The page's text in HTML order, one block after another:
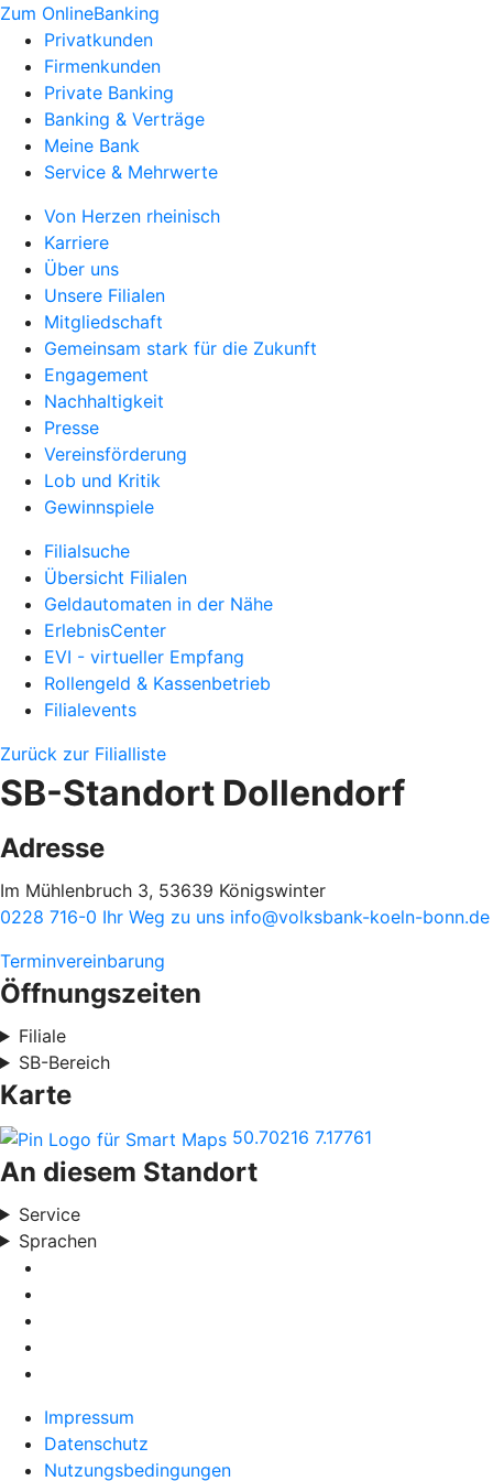
Zum OnlineBanking
Privatkunden
Firmenkunden
Private Banking
Banking & Verträge
Meine Bank
Service & Mehrwerte
Von Herzen rheinisch
Karriere
Über uns
Unsere Filialen
Mitgliedschaft
Gemeinsam stark für die Zukunft
Engagement
Nachhaltigkeit
Presse
Vereinsförderung
Lob und Kritik
Gewinnspiele
Filialsuche
Übersicht Filialen
Geldautomaten in der Nähe
ErlebnisCenter
EVI - virtueller Empfang
Rollengeld & Kassenbetrieb
Filialevents
Zurück zur Filialliste
SB-Standort Dollendorf
Adresse
Im Mühlenbruch 3, 53639 Königswinter
0228 716-0 Ihr Weg zu uns info@volksbank-koeln-bonn.de
Terminvereinbarung
Öffnungszeiten
Filiale
SB-Bereich
Karte
50.70216 7.17761
An diesem Standort
Service
Sprachen
Impressum
Datenschutz
Nutzungsbedingungen